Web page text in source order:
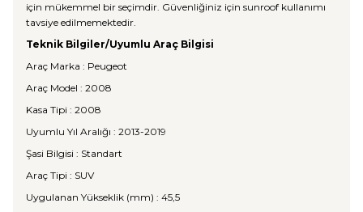
için mükemmel bir seçimdir. Güvenliğiniz için sunroof kullanımı
tavsiye edilmemektedir.
Teknik Bilgiler/Uyumlu Araç Bilgisi
Araç Marka : Peugeot
Araç Model : 2008
Kasa Tipi : 2008
Uyumlu Yıl Aralığı : 2013-2019
Şasi Bilgisi : Standart
Araç Tipi : SUV
Uygulanan Yükseklik (mm) : 45,5